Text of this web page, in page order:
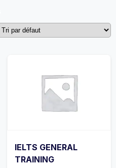
IELTS GENERAL
TRAINING